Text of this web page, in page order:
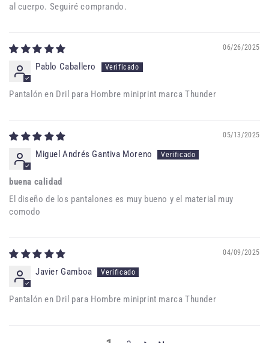
al cuerpo. Seguiré comprando.
06/26/2025
Pablo Caballero
Pantalón en Dril para Hombre miniprint marca Thunder
05/13/2025
Miguel Andrés Gantiva Moreno
buena calidad
El diseño de los pantalones es muy bueno y el material muy
comodo
04/09/2025
Javier Gamboa
Pantalón en Dril para Hombre miniprint marca Thunder